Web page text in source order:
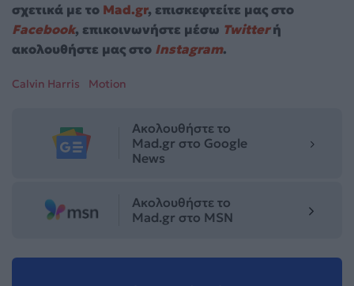
σχετικά με το Mad.gr, επισκεφτείτε μας στο
Facebook, επικοινωνήστε μέσω Twitterή
ακολουθήστε μας στο Instagram.
Calvin Harris Motion
Ακολουθήστε το
Mad.gr στο Google
News
Ακολουθήστε το
Mad.gr στο MSN